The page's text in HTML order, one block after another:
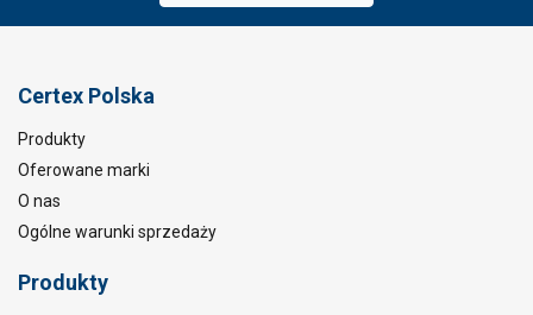
Certex Polska
Produkty
Oferowane marki
O nas
Ogólne warunki sprzedaży
Produkty